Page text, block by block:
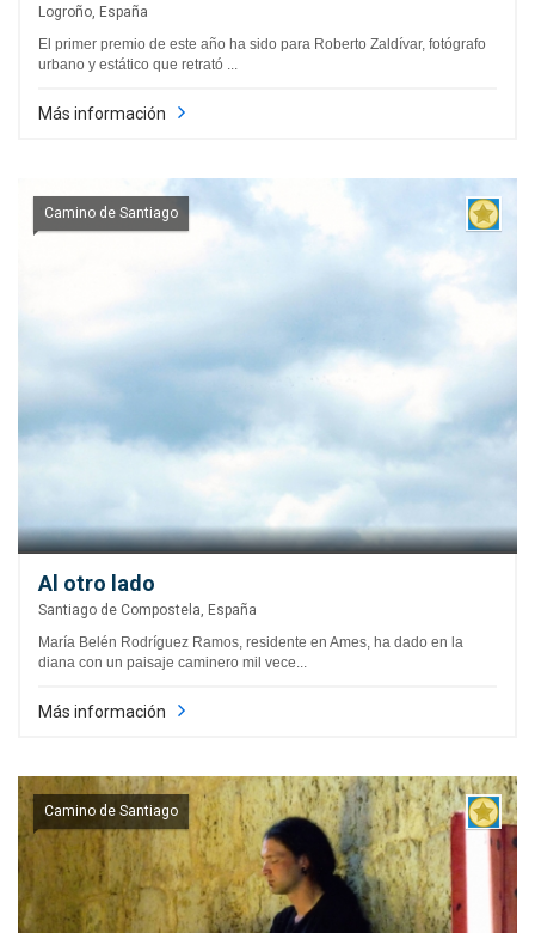
Logroño, España
El primer premio de este año ha sido para Roberto Zaldívar, fotógrafo
urbano y estático que retrató ...
Más información
Camino de Santiago
Al otro lado
Santiago de Compostela, España
María Belén Rodríguez Ramos, residente en Ames, ha dado en la
diana con un paisaje caminero mil vece...
Más información
Camino de Santiago